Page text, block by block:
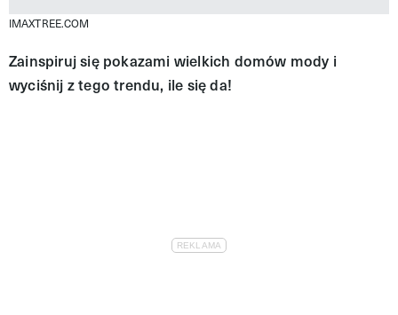
IMAXTREE.COM
Zainspiruj się pokazami wielkich domów mody i
wyciśnij z tego trendu, ile się da!